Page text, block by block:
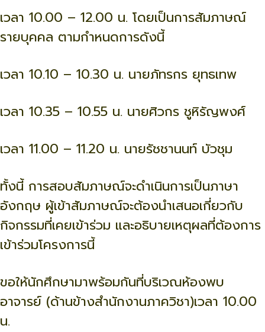
เวลา 10.00 – 12.00 น. โดยเป็นการสัมภาษณ์
รายบุคคล ตามกำหนดการดังนี้
เวลา 10.10 – 10.30 น. นายภัทรกร ยุทธเทพ
เวลา 10.35 – 10.55 น. นายศิวกร ชูหิรัญพงศ์
เวลา 11.00 – 11.20 น. นายรัชชานนท์ บัวชุม
ทั้งนี้ การสอบสัมภาษณ์จะดำเนินการเป็นภาษา
อังกฤษ ผู้เข้าสัมภาษณ์จะต้องนำเสนอเกี่ยวกับ
กิจกรรมที่เคยเข้าร่วม และอธิบายเหตุผลที่ต้องการ
เข้าร่วมโครงการนี้
ขอให้นักศึกษามาพร้อมกันที่บริเวณห้องพบ
อาจารย์ (ด้านข้างสำนักงานภาควิชา)เวลา 10.00
น.